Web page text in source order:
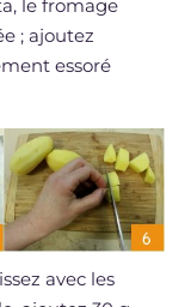
le fromage
; ajoutez
essoré
avec les